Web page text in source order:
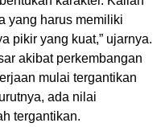
yang harus memiliki
pikir yang kuat,” ujarnya.
akibat perkembangan
mulai tergantikan
ada nilai
tergantikan.